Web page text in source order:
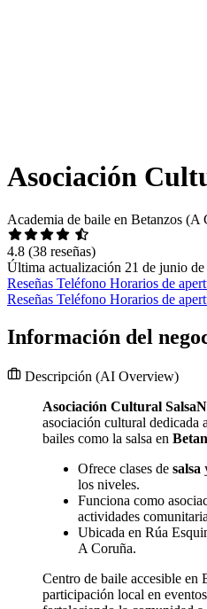
Asociación
Academia de baile en Betanzos (A
4.8 (38 reseñas)
Última actualización 21 de junio
Reseñas Teléfono Horarios de
Reseñas Teléfono Horarios de
Información del
Descripción (AI Overview)
Asociación Cultural
asociación cultural dedicada
bailes como la salsa en
Ofrece clases de salsa
los niveles.
Funciona como
actividades
Ubicada en Rúa
A Coruña.
Centro de baile accesible en
participación local en